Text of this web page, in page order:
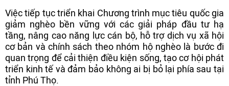
Việc tiếp tục triển khai Chương trình mục tiêu quốc gia
giảm nghèo bền vững với các giải pháp đầu tư hạ
tầng, nâng cao năng lực cán bộ, hỗ trợ dịch vụ xã hội
cơ bản và chính sách theo nhóm hộ nghèo là bước đi
quan trọng để cải thiện điều kiện sống, tạo cơ hội phát
triển kinh tế và đảm bảo không ai bị bỏ lại phía sau tại
tỉnh Phú Thọ.